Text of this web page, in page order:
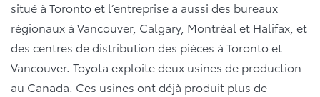
situé à Toronto et l’entreprise a aussi des bureaux
régionaux à Vancouver, Calgary, Montréal et Halifax, et
des centres de distribution des pièces à Toronto et
Vancouver. Toyota exploite deux usines de production
au Canada. Ces usines ont déjà produit plus de